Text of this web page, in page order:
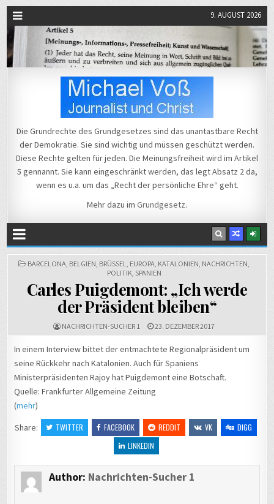
9. AUGUST 2026
Michael Voß
Die Grundrechte des Grundgesetzes sind das unantastbare Recht
der Demokratie. Sie sind wichtig und müssen geschützt werden.
Diese Rechte gelten für jeden. Die Meinungsfreiheit wird im Artikel
5 gennannt. Sie kann eingeschränkt werden, das legt Absatz 2 da,
wenn es u.a. um das „Recht der persönliche Ehre“ geht.
Mehr dazu im Grundgesetz.
POSTED
BARCELONA, BELGIEN, BRÜSSEL, EUROPA, KATALONIEN, NACHRICHTEN,
POLITIK, SPANIEN
Carles Puigdemont: „Ich werde
der Präsident bleiben“
NACHRICHTEN-SUCHER 1 23. DEZEMBER 2017
In einem Interview bittet der entmachtete Regionalpräsident um
seine Rückkehr nach Katalonien. Auch für Spaniens
Ministerpräsidenten Rajoy hat Puigdemont eine Botschaft.
Quelle: Frankfurter Allgemeine Zeitung
(mehr)
Share:
TWITTER FACEBOOK REDDIT VK
DIGG
LINKEDIN
Author: Nachrichten-Sucher 1
Russische
U-Boote
Nato nervös